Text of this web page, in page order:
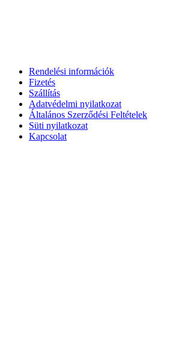
Rendelési információk
Fizetés
Szállítás
Adatvédelmi nyilatkozat
Általános Szerződési Feltételek
Süti nyilatkozat
Kapcsolat